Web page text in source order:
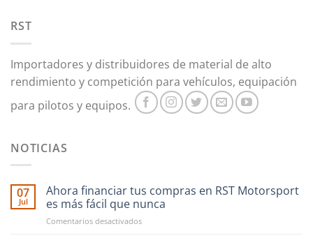
elegir
en
página
de
producto
página
de
producto
RST
Importadores y distribuidores de material de alto
rendimiento y competición para vehículos, equipación
para pilotos y equipos.
NOTICIAS
07
Jul
Ahora financiar tus compras en RST Motorsport
es más fácil que nunca
Comentarios desactivadosen